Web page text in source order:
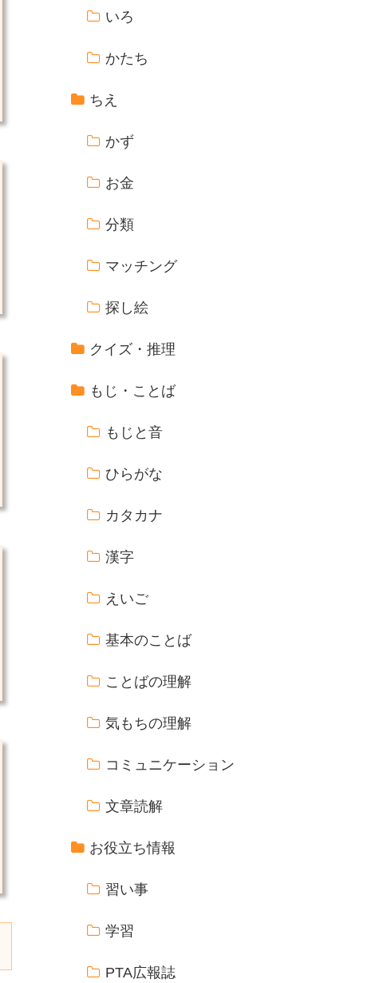
いろ
かたち
ちえ
かず
お金
分類
マッチング
探し絵
クイズ・推理
もじ・ことば
もじと音
ひらがな
カタカナ
漢字
えいご
基本のことば
ことばの理解
気もちの理解
コミュニケーション
文章読解
お役立ち情報
習い事
学習
PTA広報誌